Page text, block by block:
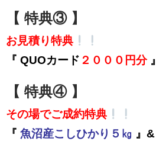
【 特典③ 】
お見積り特典
『 QUOカード ２０００円分 』
【 特典④ 】
その場でご成約特典
『 魚沼産こしひかり５㎏ 』&